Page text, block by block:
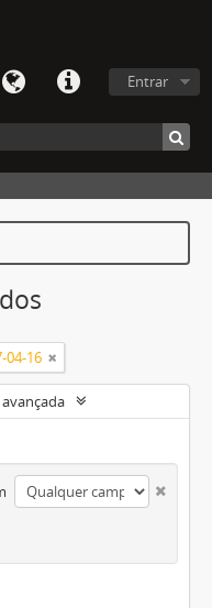
Entrar
04-16